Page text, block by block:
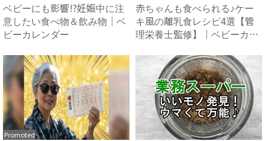
ベビーにも影響!?妊娠中に注
意したい食べ物＆飲み物｜ベ
ビーカレンダー
赤ちゃんも食べられる♪ケー
キ風の離乳食レシピ4選【管
理栄養士監修】｜ベビーカレ
Promoted